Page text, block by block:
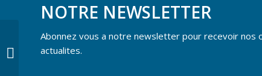
NOTRE NEWSLETTER
Abonnez vous a notre newsletter pour recevoir nos
actualites.
Changement de